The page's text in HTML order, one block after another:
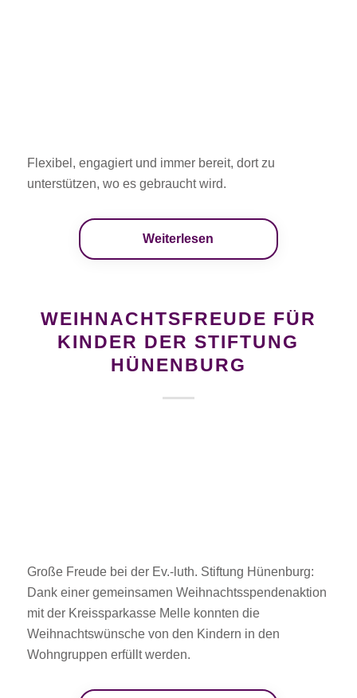
Flexibel, engagiert und immer bereit, dort zu
unterstützen, wo es gebraucht wird.
Weiterlesen
WEIHNACHTSFREUDE FÜR
KINDER DER STIFTUNG
HÜNENBURG
Große Freude bei der Ev.-luth. Stiftung Hünenburg:
Dank einer gemeinsamen Weihnachtsspendenaktion
mit der Kreissparkasse Melle konnten die
Weihnachtswünsche von den Kindern in den
Wohngruppen erfüllt werden.